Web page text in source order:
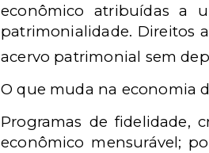
econômico atribuídas a
patrimonialidade. Direitos
acervo patrimonial sem
O que muda na economia
Programas de fidelidade,
econômico mensurável;